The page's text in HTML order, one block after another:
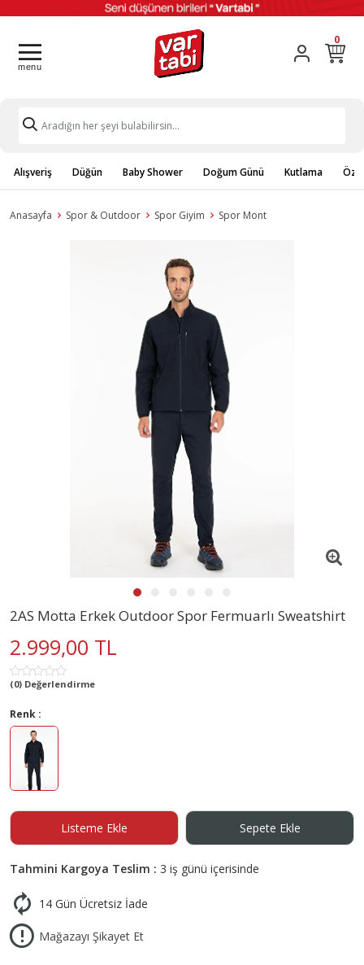
0
Alışveriş Düğün Baby Shower Doğum Günü Kutlama
Anasayfa Spor & Outdoor Spor Giyim Spor Mont
2AS Motta Erkek Outdoor Spor Fermuarlı Sweatshirt
2.999,00 TL
(0) Değerlendirme
Renk :
Listeme Ekle Sepete Ekle
Tahmini Kargoya Teslim : 3 iş günü içerisinde
14 Gün Ücretsiz İade
Mağazayı Şikayet Et